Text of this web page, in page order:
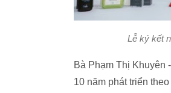
Lễ ký kết
Bà Phạm Thị Khuyên
10 năm phát triển